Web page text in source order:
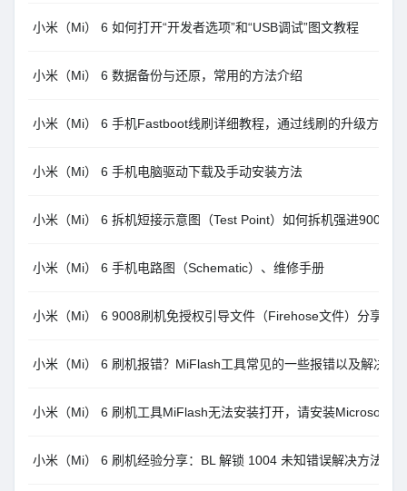
小米（Mi） 6 如何打开“开发者选项”和“USB调试”图文教程
小米（Mi） 6 数据备份与还原，常用的方法介绍
小米（Mi） 6 手机Fastboot线刷详细教程，通过线刷的升级方法
小米（Mi） 6 手机电脑驱动下载及手动安装方法
小米（Mi） 6 拆机短接示意图（Test Point）如何拆机强进9008刷
小米（Mi） 6 手机电路图（Schematic）、维修手册
小米（Mi） 6 9008刷机免授权引导文件（Firehose文件）分享
小米（Mi） 6 刷机报错？MiFlash工具常见的一些报错以及解决办
小米（Mi） 6 刷机工具MiFlash无法安装打开，请安装Microsoft
小米（Mi） 6 刷机经验分享：BL 解锁 1004 未知错误解决方法